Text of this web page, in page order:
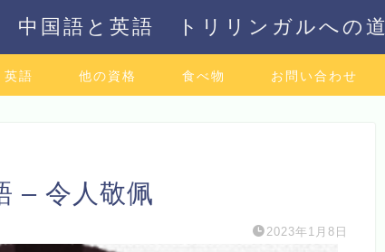
中国語と英語 トリリンガルへの道
英語 他の資格 食べ物 お問い合わせ
– 令人敬佩
2023年1月8日